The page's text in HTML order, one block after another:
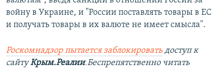
войну в Украине, и "России поставлять товары в ЕС
и получать товары в их валюте не имеет смысла".
Роскомнадзор пытается заблокировать доступ к
сайтуКрым.Реалии.Беспрепятственно читать